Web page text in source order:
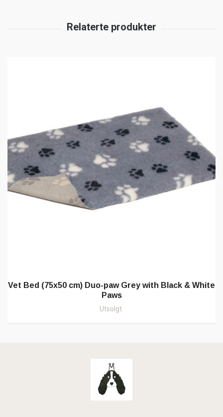
Vet Bed (75x50 cm) Duo-paw Grey with Black & White
Paws
Utsolgt